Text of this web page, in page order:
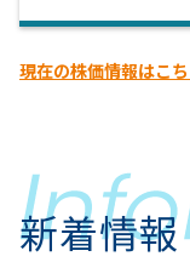
現在の株価情報はこ
新着情報